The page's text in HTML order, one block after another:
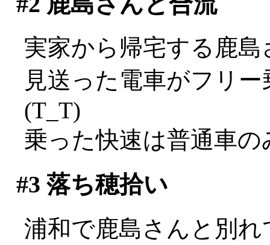
実家から帰宅する鹿
見送った電車がフリ
(T_T)
乗った快速は普通車の
#3 落ち穂拾い
浦和で鹿島さんと別